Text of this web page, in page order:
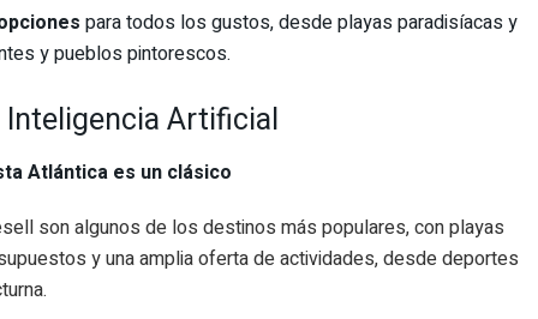
para todos los gustos, desde playas paradisíacas y
y pueblos pintorescos.
Artificial
Atlántica es un clásico
son algunos de los destinos más populares, con playas
y una amplia oferta de actividades, desde deportes